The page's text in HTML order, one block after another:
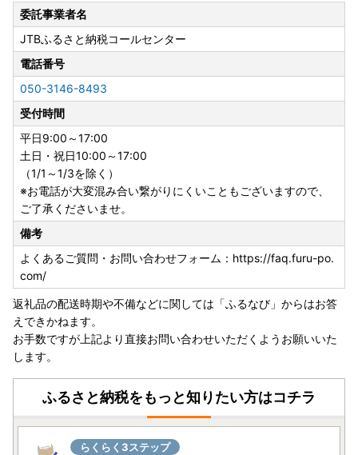
委託事業者名
JTBふるさと納税コールセンター
電話番号
050-3146-8493
受付時間
平日9:00～17:00
土日・祝日10:00～17:00
（1/1～1/3を除く）
※お電話が大変混み合い繋がりにくいこともございますので、
ご了承くださいませ。
備考
よくあるご質問・お問い合わせフォーム：https://faq.furu-po.
com/
返礼品の配送時期や不備などに関しては「ふるなび」からはお答
えできかねます。
お手数ですが上記より直接お問い合わせいただくようお願いいた
します。
ふるさと納税をもっと知りたい方はコチラ
らくらく3ステップ